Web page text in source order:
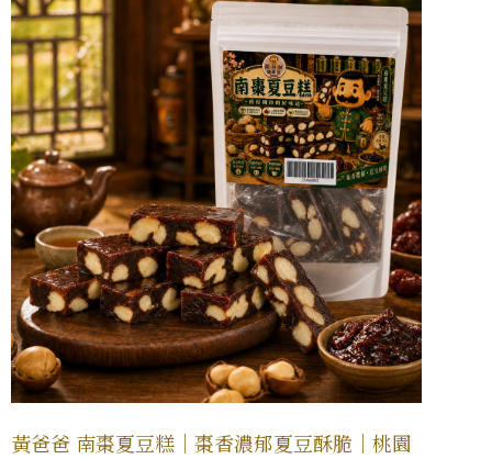
黃爸爸 南棗夏豆糕｜棗香濃郁夏豆酥脆｜桃園